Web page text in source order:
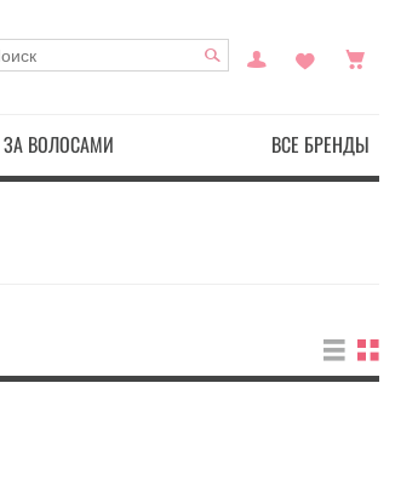
ВОЛОСАМИ ВСЕ БРЕНДЫ